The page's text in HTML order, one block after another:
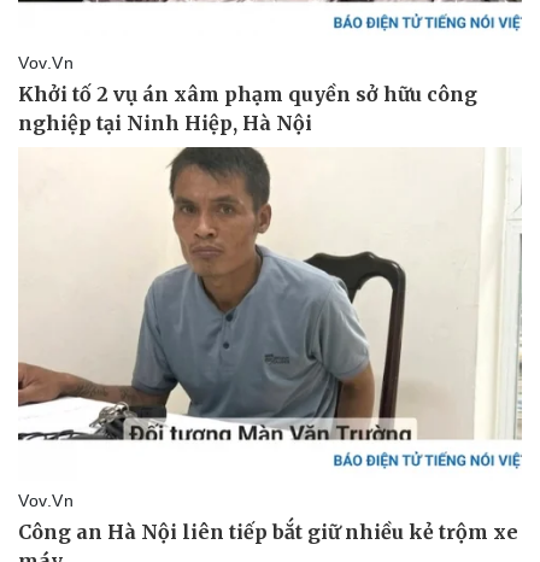
Thế giới thể thao
eSports
Hậu trường